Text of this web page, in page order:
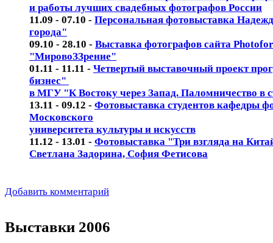
и работы лучших свадебных фотографов России
11.09 - 07.10 - Персональная фотовыставка
города"
09.10 - 28.10 - Выставка фотографов сайта
"МировоЗЗрение"
01.11 - 11.11 - Четвертый выставочный проект
бизнес"
в МГУ "К Востоку через Запад. Паломничество в
13.11 - 09.12 - Фотовыставка студентов кафедры
Московского
университета культуры и искусств
11.12 - 13.01 - Фотовыставка "Три взгляда на
Светлана Задорина, София Фетисова
Добавить комментарий
Выставки 2006